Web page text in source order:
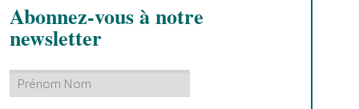
Abonnez-vous à notre
newsletter